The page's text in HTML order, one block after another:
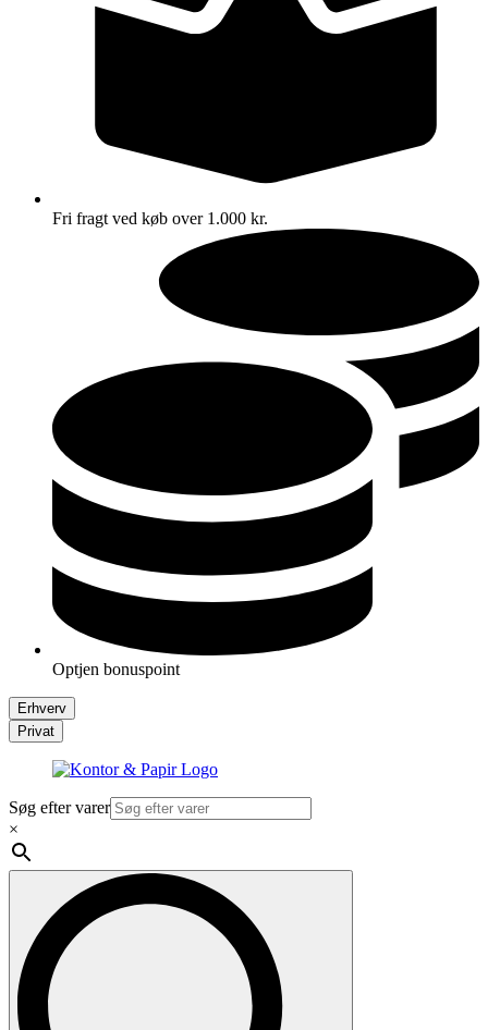
Fri fragt ved køb over 1.000 kr.
Optjen bonuspoint
Erhverv
Privat
Søg efter varer
×